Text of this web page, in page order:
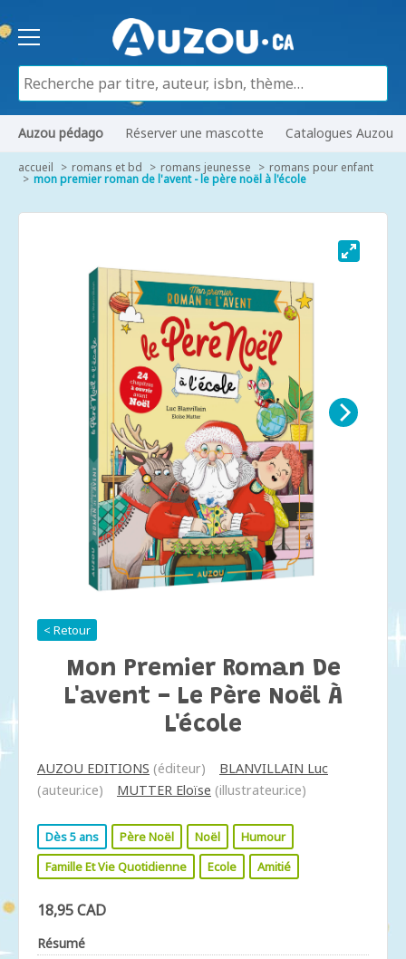
Auzou pédago Réserver une mascotte Catalogues Auzou
accueil romans et bd romans jeunesse romans pour enfant
mon premier roman de l'avent - le père noël à l'école
< Retour
Mon Premier Roman De
L'avent - Le Père Noël À
L'école
AUZOU EDITIONS (éditeur)
BLANVILLAIN Luc
(auteur.ice)
MUTTER Eloïse (illustrateur.ice)
Dès 5 ans Père Noël Noël
Humour
Famille Et Vie Quotidienne
Ecole Amitié
18,95 CAD
Résumé